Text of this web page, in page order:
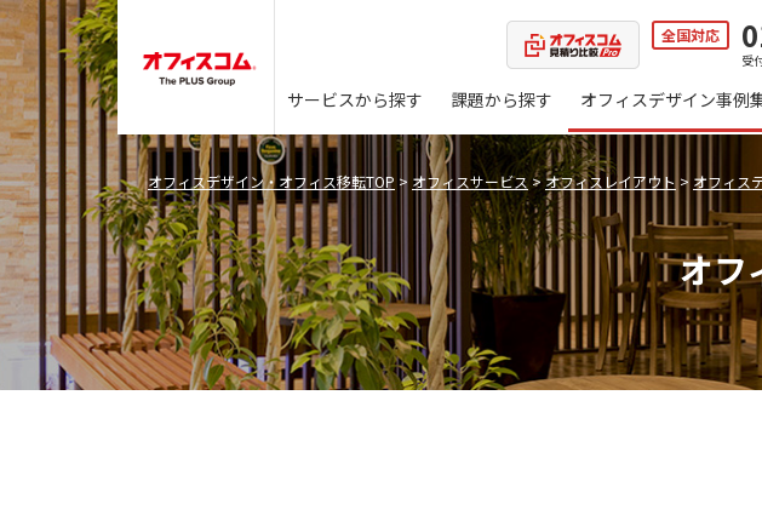
全国対応
受
サービスから探す 課題から探す オフィスデザイン事例
オフィスデザイン・オフィス移転TOP > オフィスサービス>オフィスレイアウト > オフィス
オフ